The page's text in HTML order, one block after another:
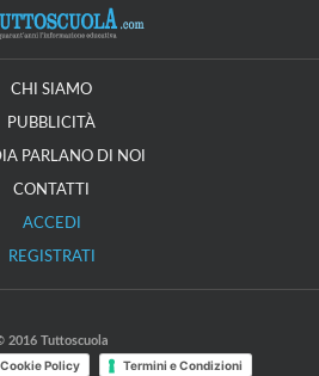
CHI SIAMO
PUBBLICITÀ
PARLANO DI NOI
CONTATTI
ACCEDI
REGISTRATI
2016 Tuttoscuola
Cookie Policy Termini e Condizioni